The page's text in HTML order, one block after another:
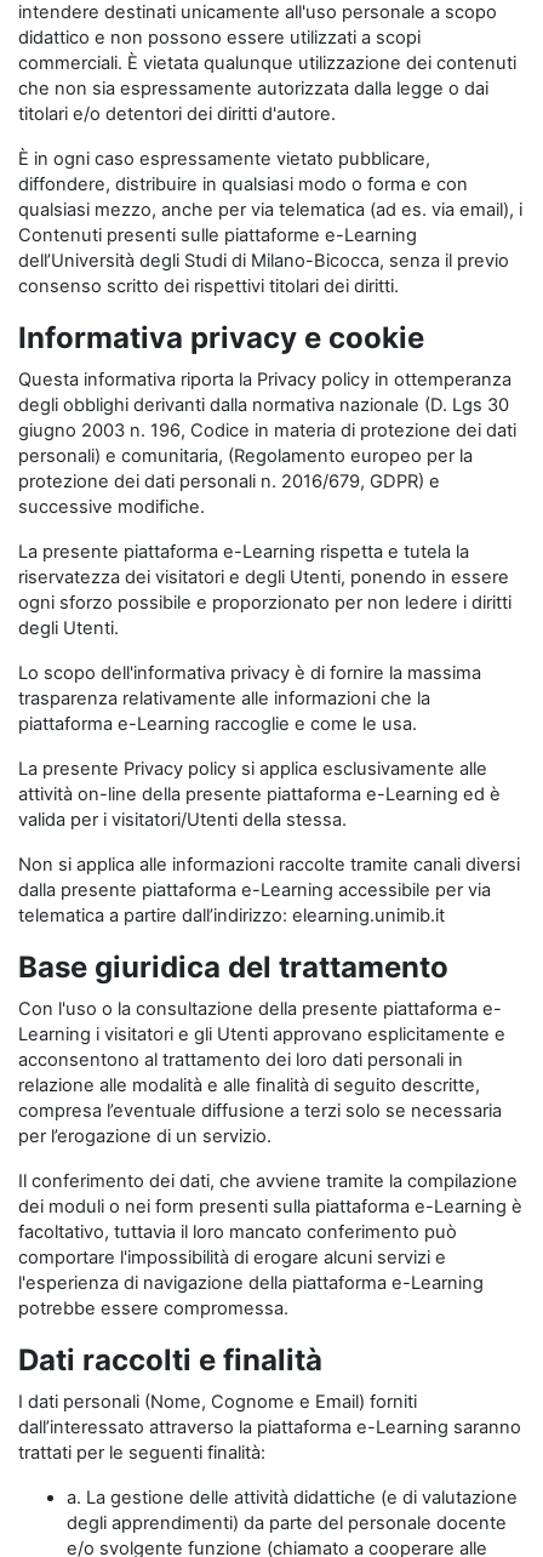
intendere destinati unicamente all'uso personale a scopo
didattico e non possono essere utilizzati a scopi
commerciali. È vietata qualunque utilizzazione dei contenuti
che non sia espressamente autorizzata dalla legge o dai
titolari e/o detentori dei diritti d'autore.
È in ogni caso espressamente vietato pubblicare,
diffondere, distribuire in qualsiasi modo o forma e con
qualsiasi mezzo, anche per via telematica (ad es. via email), i
Contenuti presenti sulle piattaforme e-Learning
dell’Università degli Studi di Milano-Bicocca, senza il previo
consenso scritto dei rispettivi titolari dei diritti.
Informativa privacy e cookie
Questa informativa riporta la Privacy policy in ottemperanza
degli obblighi derivanti dalla normativa nazionale (D. Lgs 30
giugno 2003 n. 196, Codice in materia di protezione dei dati
personali) e comunitaria, (Regolamento europeo per la
protezione dei dati personali n. 2016/679, GDPR) e
successive modifiche.
La presente piattaforma e-Learning rispetta e tutela la
riservatezza dei visitatori e degli Utenti, ponendo in essere
ogni sforzo possibile e proporzionato per non ledere i diritti
degli Utenti.
Lo scopo dell'informativa privacy è di fornire la massima
trasparenza relativamente alle informazioni che la
piattaforma e-Learning raccoglie e come le usa.
La presente Privacy policy si applica esclusivamente alle
attività on-line della presente piattaforma e-Learning ed è
valida per i visitatori/Utenti della stessa.
Non si applica alle informazioni raccolte tramite canali diversi
dalla presente piattaforma e-Learning accessibile per via
telematica a partire dall’indirizzo: elearning.unimib.it
Base giuridica del trattamento
Con l'uso o la consultazione della presente piattaforma e-
Learning i visitatori e gli Utenti approvano esplicitamente e
acconsentono al trattamento dei loro dati personali in
relazione alle modalità e alle finalità di seguito descritte,
compresa l’eventuale diffusione a terzi solo se necessaria
per l’erogazione di un servizio.
Il conferimento dei dati, che avviene tramite la compilazione
dei moduli o nei form presenti sulla piattaforma e-Learning è
facoltativo, tuttavia il loro mancato conferimento può
comportare l'impossibilità di erogare alcuni servizi e
l'esperienza di navigazione della piattaforma e-Learning
potrebbe essere compromessa.
Dati raccolti e finalità
I dati personali (Nome, Cognome e Email) forniti
dall’interessato attraverso la piattaforma e-Learning saranno
trattati per le seguenti finalità:
a. La gestione delle attività didattiche (e di valutazione
degli apprendimenti) da parte del personale docente
e/o svolgente funzione (chiamato a cooperare alle